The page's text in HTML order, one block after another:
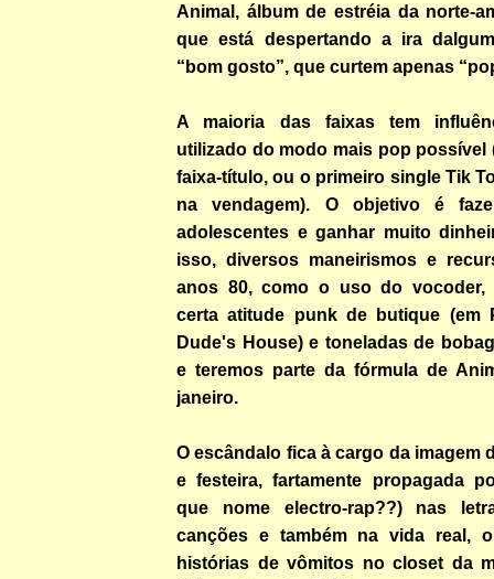
Animal, álbum de estréia da norte-
que está despertando a ira
“bom gosto”, que curtem apenas
A maioria das faixas tem
utilizado do modo mais pop possível
faixa-título, ou o primeiro single Tik
na vendagem). O objetivo é
adolescentes e ganhar muito
isso, diversos maneirismos e
anos 80, como o uso do vocoder,
certa atitude punk de butique (em
Dude's House) e toneladas de
e teremos parte da fórmula de
janeiro.
O escândalo fica à cargo da imagem
e festeira, fartamente propagada
que nome electro-rap??) nas
canções e também na vida real,
histórias de vômitos no closet da